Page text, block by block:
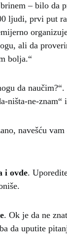
– bilo da
ljudi, prvi put
ali da
bolja.“
da
ništa-ne-
navešću
i ovde.
. Ok je da ne
da uputite